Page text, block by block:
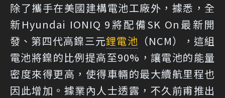
除了攜手在美國建構電池工廠外，據悉，全
新Hyundai IONIQ 9將配備SK On最新開
發、第四代高鎳三元鋰電池 （NCM），這組
電池將鎳的比例提高至90%，讓電池的能量
密度來得更高，使得車輛的最大續航里程也
因此增加。據業內人士透露，不久前甫推出